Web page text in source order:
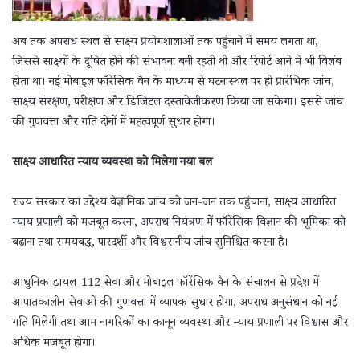
अब तक अपराध स्थल से साक्ष्य प्रयोगशालाओं तक पहुंचाने में समय लगता था,
जिससे साक्ष्यों के दूषित होने की संभावना बनी रहती थी और रिपोर्ट आने में भी विलंब
होता था। नई मोबाइल फॉरेंसिक वैन के माध्यम से घटनास्थल पर ही प्रारंभिक जांच,
साक्ष्य संरक्षण, परीक्षण और डिजिटल दस्तावेजीकरण किया जा सकेगा। इससे जांच
की गुणवत्ता और गति दोनों में महत्वपूर्ण सुधार होगा।
साक्ष्य आधारित न्याय व्यवस्था को मिलेगा नया बल
राज्य सरकार का उद्देश्य वैज्ञानिक जांच को जन-जन तक पहुंचाना, साक्ष्य आधारित
न्याय प्रणाली को मजबूत करना, अपराध नियंत्रण में फॉरेंसिक विज्ञान की भूमिका को
बढ़ाना तथा समयबद्ध, पारदर्शी और विश्वसनीय जांच सुनिश्चित करना है।
आधुनिक डायल-112 सेवा और मोबाइल फॉरेंसिक वैन के संचालन से प्रदेश में
आपातकालीन सेवाओं की गुणवत्ता में व्यापक सुधार होगा, अपराध अनुसंधान को नई
गति मिलेगी तथा आम नागरिकों का कानून व्यवस्था और न्याय प्रणाली पर विश्वास और
अधिक मजबूत होगा।